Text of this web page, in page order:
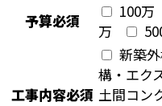
予算必須 100万
万
工事内容必須
新築
構・エク
土間コン